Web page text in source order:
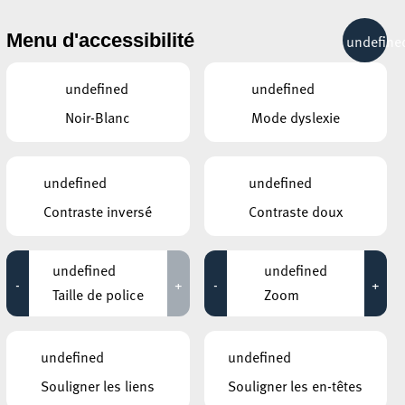
RÉCRÉATION MOBILITÉ
AUTRES ÉVÉNEMENTS
ESCH2022 / TERRITOIRE LUXEMBOURG
Radio Art Zone: The Day
They Come by Irina
12:00 - 12:00
PARC GAALGEBIERG
Promenade culturelle pour
MUSÉE NATIONAL DE LA RÉSISTANCE
29°C
Menu d'accessibilité
undefined
Noir-Blanc
undefined
Mode dyslexie
undefined
Contraste inversé
undefined
Contraste doux
-
undefined
Taille de police
+ -
undefined
Zoom
+
undefined
Souligner les liens
undefined
Souligner les en-têtes